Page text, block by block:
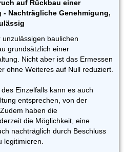
auf Rückbau einer
- Nachträgliche Genehmigung,
baulichen
grundsätzlich einer
Nicht aber ist das Ermessen
ohne Weiteres auf Null reduziert.
Einzelfalls kann es auch
entsprechen, von der
haben die
die Möglichkeit, eine
nachträglich durch Beschluss
legitimieren.